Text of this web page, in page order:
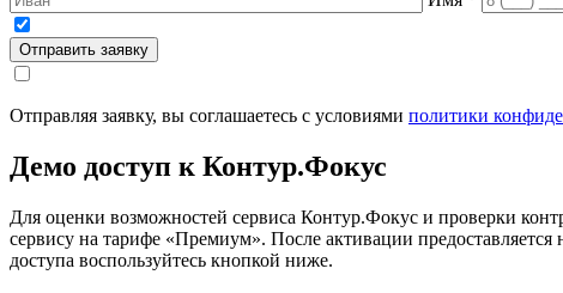
Отправить заявку
Отправляя заявку, вы соглашаетесь с условиями политики
Демо доступ к Контур.Фокус
Для оценки возможностей сервиса Контур.Фокус и проверки
сервису на тарифе «Премиум». После активации
доступа воспользуйтесь кнопкой ниже.